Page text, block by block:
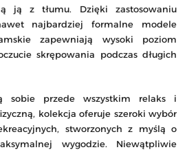
ją z tłumu. Dzięki zastosowaniu
najbardziej formalne modele
zapewniają wysoki poziom
skrępowania podczas długich
sobie przede wszystkim relaks i
kolekcja oferuje szeroki wybór
stworzonych z myślą o
wygodzie. Niewątpliwie